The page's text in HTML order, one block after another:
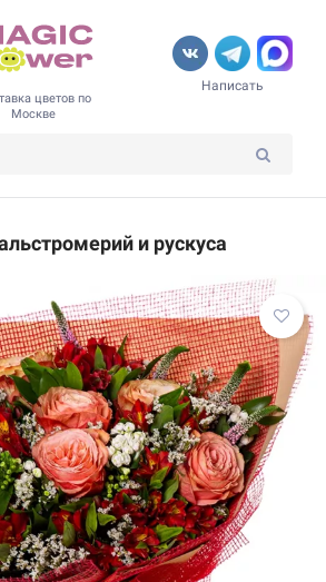
цветов по
Москве
Написать
и рускуса